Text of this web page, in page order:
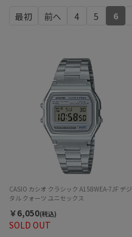
4 5 6
SOLD OUT
CASIO カシオ クラシック A158WEA-7JF デジ
タル クォーツ ユニセックス
￥6,050(税込)